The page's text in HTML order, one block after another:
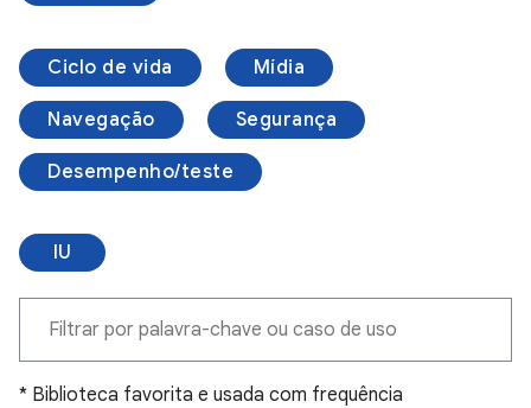
Ciclo de vida Mídia
Navegação Segurança
Desempenho/teste
IU
* Biblioteca favorita e usada com frequência